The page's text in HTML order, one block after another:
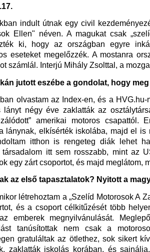
indult útnak egy civil
Ellen" néven. A magukat csak
ki, hogy az országban egyre
eseteket megelőzzék. A mostanra
számlál. Interjú Mihály Zsolttal, a
jutott eszébe a gondolat, hogy
olvastam az Index-en, és a
lányt négy éve zaklatták az
amerikai motoros
lánynak, elkísérték iskolába, majd el is
itthon is rengeteg diák lehet
társadalom itt sem rosszabb, mint az
egy zárt csoportot, és majd meglátom,
az első tapasztalatok? Nyitott a
létrehoztam a „Szelíd Motorosok A
és a csoport célkitűzését több
emberek megnyilvánulását.
tanúsítottak nem csak a
gratuláltak az ötlethez, sok sikert
zaklatták iskolás korában, és